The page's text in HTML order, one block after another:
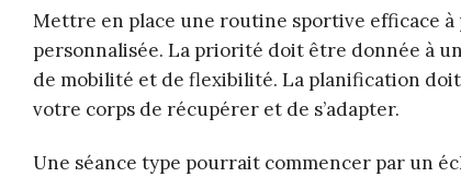
Mettre en place une routine sportive efficace
personnalisée. La priorité doit être donnée à
de mobilité et de flexibilité. La planification
votre corps de récupérer et de s’adapter.
Une séance type pourrait commencer par un